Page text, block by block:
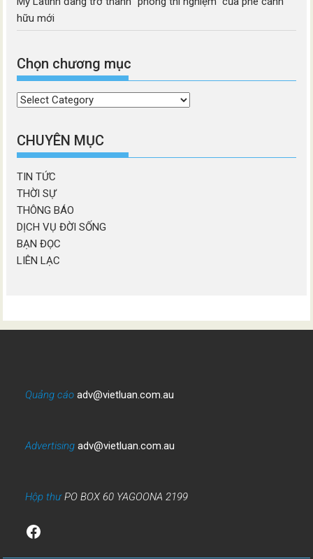
hữu mới
Chọn chương mục
Chọn
mục
CHUYÊN MỤC
TIN TỨC
THỜI SỰ
THÔNG BÁO
DỊCH VỤ ĐỜI SỐNG
BẠN ĐỌC
LIÊN LẠC
Quảng cáo adv@vietluan.com.au
Advertising adv@vietluan.com.au
Hộp thưPO BOX 60 YAGOONA 2199
Facebook